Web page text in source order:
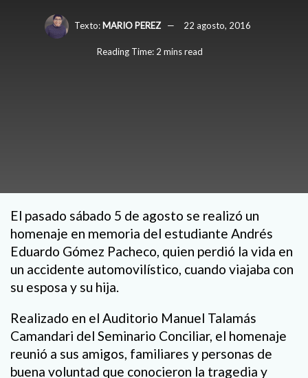
Texto: MARIO PEREZ 22 agosto, 2016
Reading Time: 2 mins read
El pasado sábado 5 de agosto se realizó un
homenaje en memoria del estudiante Andrés
Eduardo Gómez Pacheco, quien perdió la vida en
un accidente automovilístico, cuando viajaba con
su esposa y su hija.
Realizado en el Auditorio Manuel Talamás
Camandari del Seminario Conciliar, el homenaje
reunió a sus amigos, familiares y personas de
buena voluntad que conocieron la tragedia y